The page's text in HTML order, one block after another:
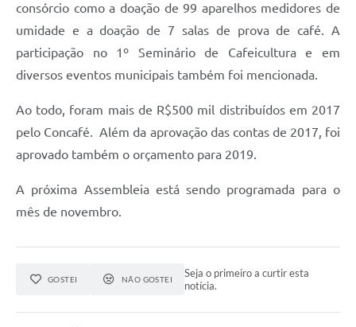
consórcio como a doação de 99 aparelhos medidores de
umidade e a doação de 7 salas de prova de café. A
participação no 1º Seminário de Cafeicultura e em
diversos eventos municipais também foi mencionada.
Ao todo, foram mais de R$500 mil distribuídos em 2017
pelo Concafé. Além da aprovação das contas de 2017, foi
aprovado também o orçamento para 2019.
A próxima Assembleia está sendo programada para o
mês de novembro.
GOSTEI NÃO GOSTEI
Seja o primeiro a curtir esta
notícia.